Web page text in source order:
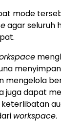
mode
agar seluruh
mengelola
juga dapat
workspace.